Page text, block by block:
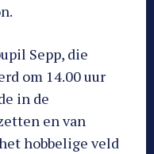
Sepp, die
om 14.00 uur
in de
en van
hobbelige veld